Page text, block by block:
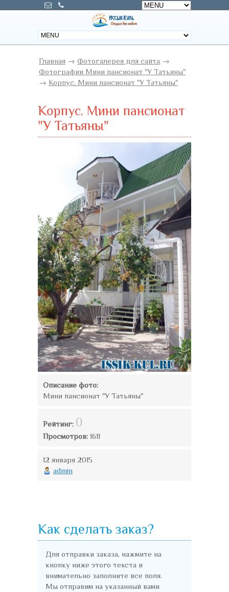
Главная → Фотогалерея для сайта →
Фотографии Мини пансионат "У Татьяны"
→ Корпус. Мини пансионат "У Татьяны"
Корпус. Мини пансионат
"У Татьяны"
Описание фото:
Мини пансионат "У Татьяны"
Рейтинг: 0
Просмотров: 1611
12 января 2015
admin
Как сделать заказ?
Для отправки заказа, нажмите на
кнопку ниже этого текста и
внимательно заполните все поля.
Мы отправим на указанный вами